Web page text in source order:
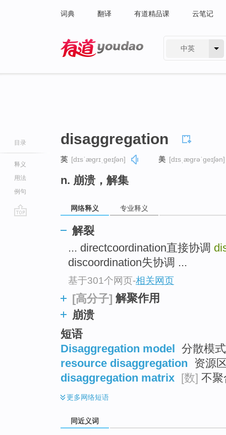
词典 翻译 有道精品课 云笔记
中英
目录
释义
用法
例句
disaggregation
英 [dɪsˈæɡrɪˌɡeɪʃən] 美 [dɪsˌæɡrəˈɡeɪʃən]
n. 崩溃，解集
网络释义 专业释义
解裂
... directcoordination直接协调
discoordination失协调 ...
基于301个网页-相关网页
[高分子] 解聚作用
崩溃
短语
Disaggregation model 分散模
resource disaggregation 资源
disaggregation matrix [数] 不
更多网络短语
同近义词